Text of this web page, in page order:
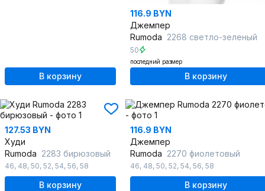
В корзину
116.9 BYN
Джемпер
Rumoda 2268 светло-зеленый
50
последний размер
В корзину
127.53 BYN
Худи
Rumoda 2283 бирюзовый
46, 48, 50, 52, 54, 56, 58
В корзину
116.9 BYN
Джемпер
Rumoda 2270 фиолетовый
46, 48, 50, 52, 54, 56, 58
В корзину